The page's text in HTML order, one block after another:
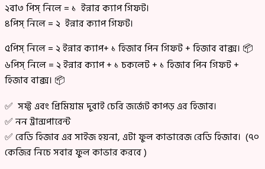
২বা৩ পিস্ নিলে = ১ ইন্নার ক্যাপ গিফট।
৪পিস্ নিলে = ২ ইন্নার ক্যাপ গিফট।
৫পিস্ নিলে = ২ ইন্নার ক্যাপ+ ১ হিজাব পিন গিফট + হিজাব বাক্স। 📦
৬পিস্ নিলে = ২ ইন্নার ক্যাপ + ১ চকলেট + ১ হিজাব পিন গিফট +
হিজাব বাক্স। 📦
✅ সফ্ট এবং প্রিমিয়াম দুবাই চেরি জর্জেট কাপড় এর হিজাব।
✅ নন ট্রান্সপারেন্ট
✅ রেডি হিজাব এর সাইজ হয়না, এটা ফুল কাভারেজ রেডি হিজাব। (৭০
কেজির নিচে সবার ফুল কাভার করবে )